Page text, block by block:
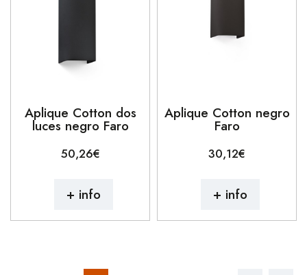
Aplique Cotton dos
luces negro Faro
50,26€
+ info
Aplique Cotton negro
Faro
30,12€
+ info